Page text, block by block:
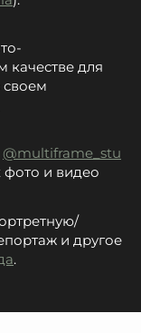
качестве для
своем
@multiframe_stu
фото и видео
и другое
.